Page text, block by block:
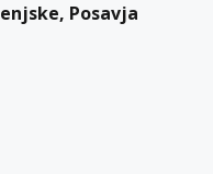
Posavja